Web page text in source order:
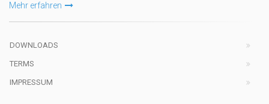
Mehr erfahren
DOWNLOADS
TERMS
IMPRESSUM